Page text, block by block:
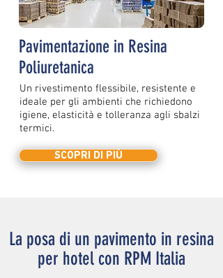
Pavimentazione in Resina
Poliuretanica
Un rivestimento flessibile, resistente e
ideale per gli ambienti che richiedono
igiene, elasticità e tolleranza agli sbalzi
termici.
SCOPRI DI PIÙ
La posa di un pavimento in resina
per hotel con RPM Italia